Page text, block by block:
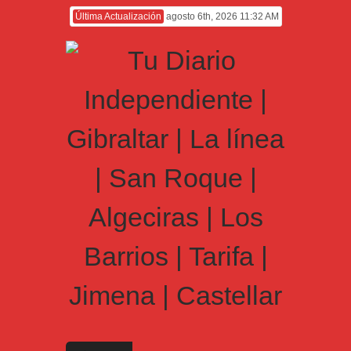
Última Actualización agosto 6th, 2026 11:32 AM